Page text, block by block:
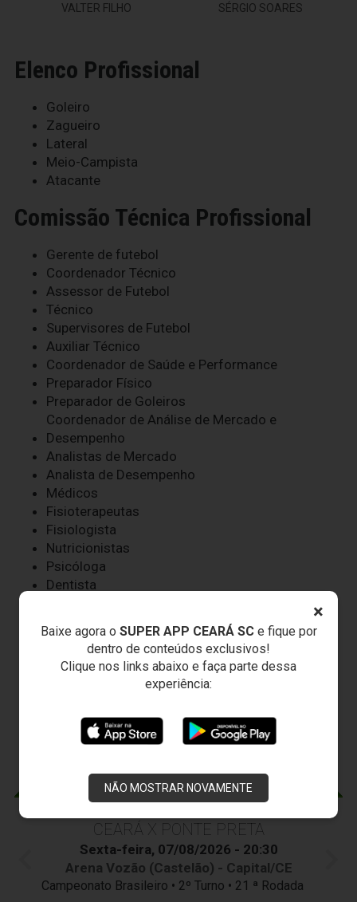
×
Baixe agora o SUPER APP CEARÁ SCe fique por
dentro de conteúdos exclusivos!
Clique nos links abaixo e faça parte dessa
experiência:
NÃO MOSTRAR NOVAMENTE
VALTER FILHO SÉRGIO SOARES
Elenco Profissional
Goleiro
Zagueiro
Lateral
Meio-Campista
Atacante
Comissão Técnica Profissional
Gerente de futebol
Coordenador Técnico
Assessor de Futebol
Técnico
Supervisores de Futebol
Auxiliar Técnico
Coordenador de Saúde e Performance
Preparador Físico
Preparador de Goleiros
Coordenador de Análise de Mercado e
Desempenho
Analistas de Mercado
Analista de Desempenho
Médicos
Fisioterapeutas
Fisiologista
Nutricionistas
Psicóloga
Dentista
Auxiliar Operacional
JOGOS DOVOZÃO
CEARÁ X PONTE PRETA
Sexta-feira, 07/08/2026 - 20:30
Arena Vozão (Castelão) - Capital/CE
Campeonato Brasileiro • 2º Turno • 21 ª Rodada